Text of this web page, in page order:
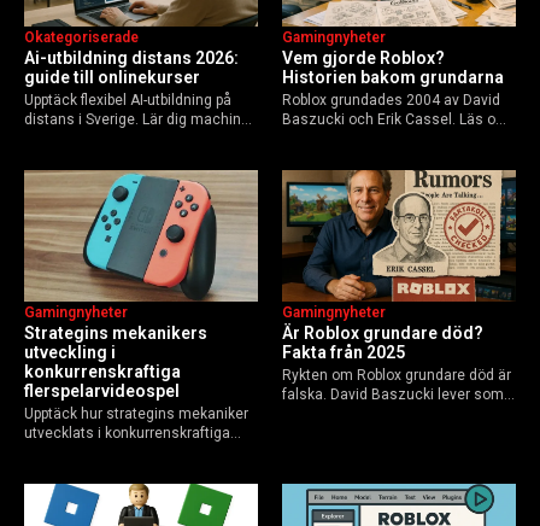
Ai-utbildning distans 2026:
guide till onlinekurser
Okategoriserade
Upptäck flexibel AI-utbildning på
distans i Sverige. Lär dig machine
Guide för nybörjare och
yrkesverksamma som vill bygga…
Vem gjorde Roblox?
Historien bakom grundarna
Gamingnyheter
Roblox grundades 2004 av David
Baszucki och Erik Cassel. Läs om
användare 2025, och vad som
händer inför 2026.
Strategins mekanikers
utveckling i
konkurrenskraftiga
flerspelarvideospel
Gamingnyheter
Upptäck hur strategins mekaniker
utvecklats i konkurrenskraftiga
AI-drivna innovationer.
Är Roblox grundare död?
Fakta från 2025
Gamingnyheter
Rykten om Roblox grundare död är
falska. David Baszucki lever som